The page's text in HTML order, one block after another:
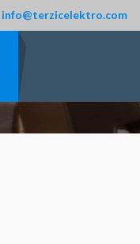
info@terzicelektro.com